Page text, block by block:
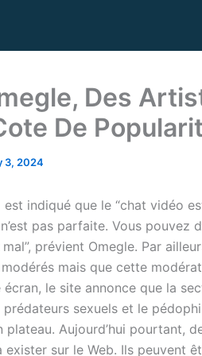
Des
De
3, 2024
indiqué que le “chat vidéo
pas parfaite. Vous pouvez
prévient Omegle. Par
mais que cette
écran, le site annonce que la
prédateurs sexuels et le
plateau. Aujourd’hui pourtant,
exister sur le Web. Ils peuvent